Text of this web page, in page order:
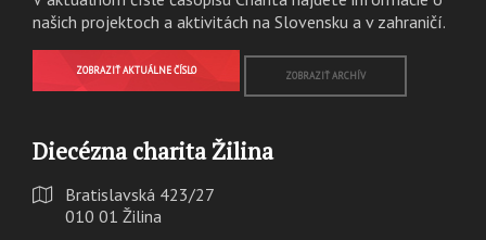
našich projektoch a aktivitách na Slovensku a v zahraničí.
ZOBRAZIŤ AKTUÁLNE ČÍSLO ZOBRAZIŤ ARCHÍV
Diecézna charita Žilina
Bratislavská 423/27
010 01 Žilina